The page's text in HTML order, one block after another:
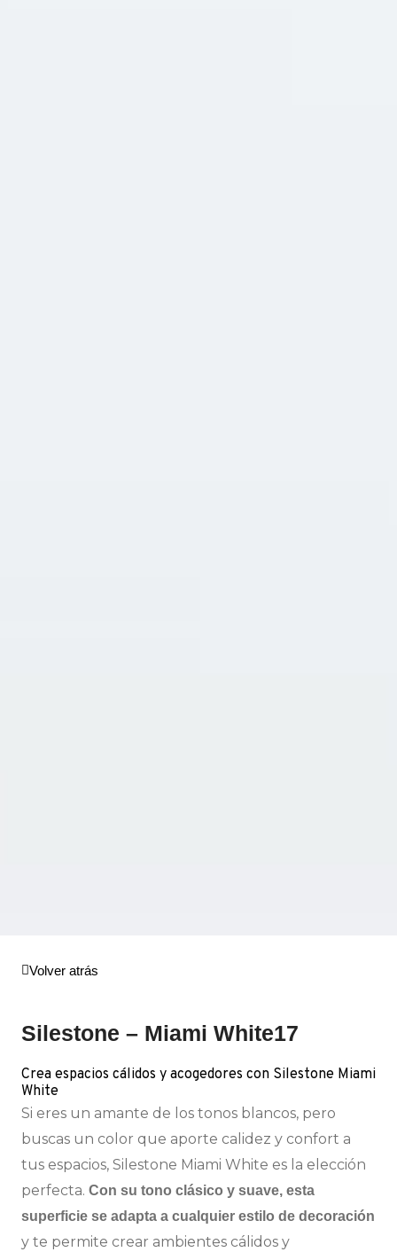
Volver atrás
Silestone – Miami White17
Crea espacios cálidos y acogedores con Silestone Miami
White
Si eres un amante de los tonos blancos, pero
buscas un color que aporte calidez y confort a
tus espacios, Silestone Miami White es la elección
perfecta. Con su tono clásico y suave, esta
superficie se adapta a cualquier estilo de decoración
y te permite crear ambientes cálidos y